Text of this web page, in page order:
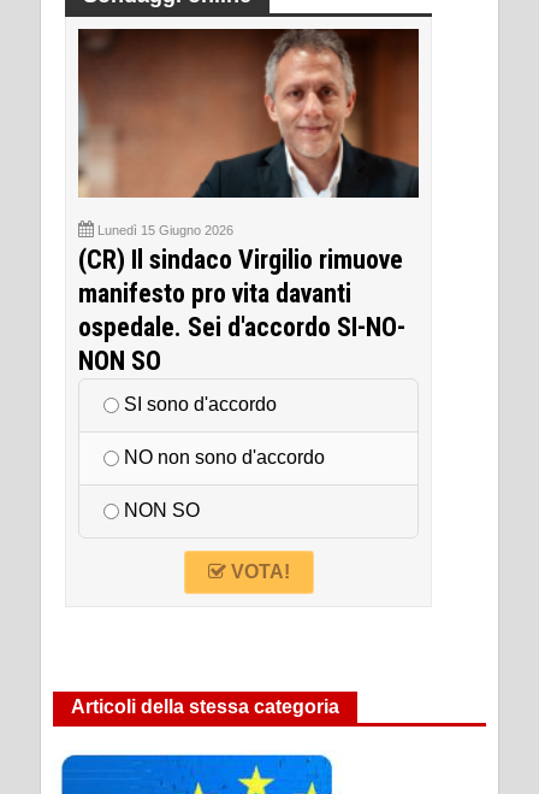
Lunedì 15 Giugno 2026
(CR) Il sindaco Virgilio rimuove
manifesto pro vita davanti
ospedale. Sei d'accordo SI-NO-
NON SO
SI sono d'accordo
NO non sono d'accordo
NON SO
VOTA!
Articoli della stessa categoria